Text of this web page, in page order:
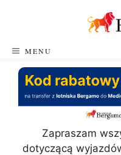
MENU
Zapraszam
dotyczącą